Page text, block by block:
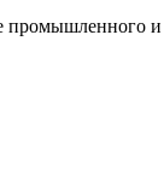
и